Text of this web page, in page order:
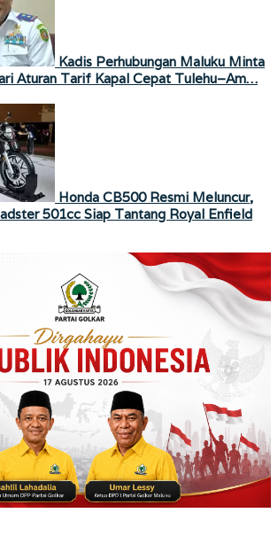
Kadis Perhubungan Maluku Minta
Aturan Tarif Kapal Cepat Tulehu–Am…
Honda CB500 Resmi Meluncur,
501cc Siap Tantang Royal Enfield